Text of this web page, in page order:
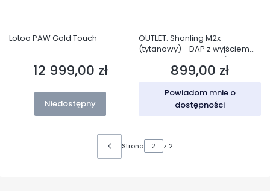
Lotoo PAW Gold Touch
Cena
12 999,00 zł
Niedostępny
OUTLET: Shanling M2x
(tytanowy) - DAP z wyjściem
zbalansowanym i obsługą
Cena
899,00 zł
Powiadom mnie o
dostępności
Strona z 2